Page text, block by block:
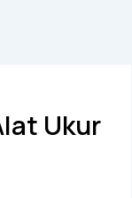
Ukur